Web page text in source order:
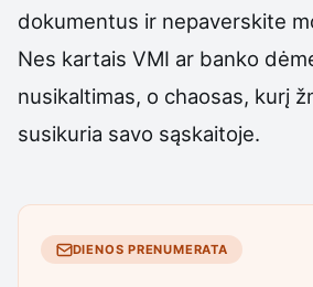
dokumentus ir nepaverskite
Nes kartais VMI ar banko
nusikaltimas, o chaosas, kurį
susikuria savo sąskaitoje.
DIENOS PRENUMERATA